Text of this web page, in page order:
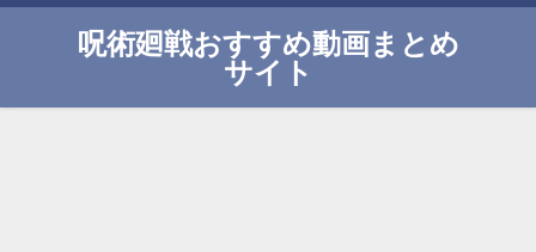
呪術廻戦おすすめ動画まとめ
サイト